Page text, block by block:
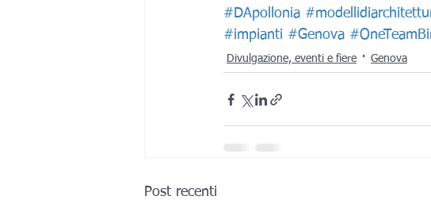
#DApollonia
#impianti #Genova
Divulgazione, eventi e fiere Genova
Post recenti